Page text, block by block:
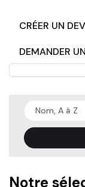
CRÉER UN
DEMANDER
Nom, A à Z
Notre